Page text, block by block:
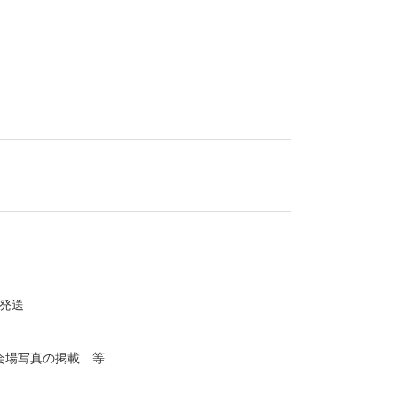
送
場写真の掲載 等